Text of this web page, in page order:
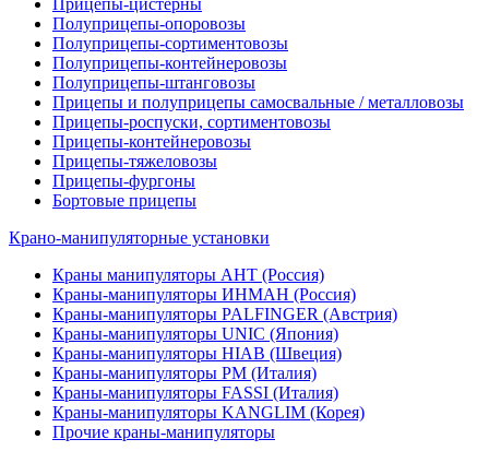
Прицепы-цистерны
Полуприцепы-опоровозы
Полуприцепы-сортиментовозы
Полуприцепы-контейнеровозы
Полуприцепы-штанговозы
Прицепы и полуприцепы самосвальные / металловозы
Прицепы-роспуски, сортиментовозы
Прицепы-контейнеровозы
Прицепы-тяжеловозы
Прицепы-фургоны
Бортовые прицепы
Крано-манипуляторные установки
Краны манипуляторы АНТ (Россия)
Краны-манипуляторы ИНМАН (Россия)
Краны-манипуляторы PALFINGER (Австрия)
Краны-манипуляторы UNIC (Япония)
Краны-манипуляторы HIAB (Швеция)
Краны-манипуляторы PM (Италия)
Краны-манипуляторы FASSI (Италия)
Краны-манипуляторы KANGLIM (Корея)
Прочие краны-манипуляторы